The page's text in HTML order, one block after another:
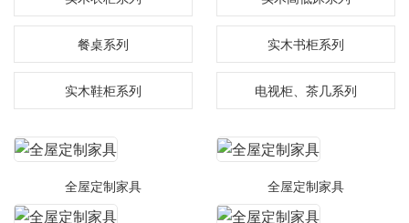
餐桌系列 实木书柜系列
实木鞋柜系列 电视柜、茶几系列
全屋定制家具 全屋定制家具